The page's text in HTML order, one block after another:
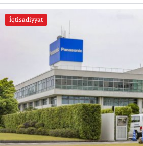
İqtisadiyyat